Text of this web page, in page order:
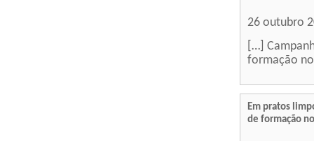
26 outubro
[…]
formação
Em pratos
de formação